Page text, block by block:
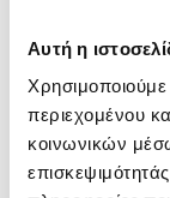
Αυτή η
περιεχομένου
κοινωνικών
Όμιλο ΕΛΛΗΝΙΚΑ
06.07.2022
Ενημέρωση για τις
23.06.2022